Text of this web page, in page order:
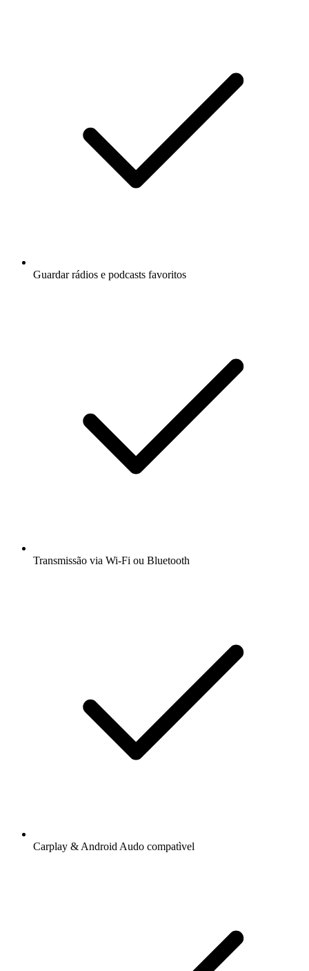
Guardar rádios e podcasts favoritos
Transmissão via Wi-Fi ou Bluetooth
Carplay & Android Audo compatìvel